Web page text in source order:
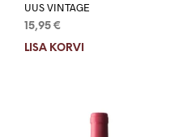
UUS VINTAGE
15,95 €
LISA KORVI